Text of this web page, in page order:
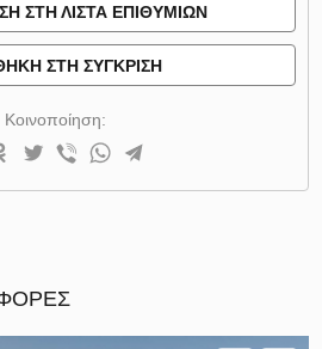
ΣΤΗ ΛΊΣΤΑ ΕΠΙΘΥΜΙΏΝ
ΣΤΗ ΣΎΓΚΡΙΣΗ
Κοινοποίηση: